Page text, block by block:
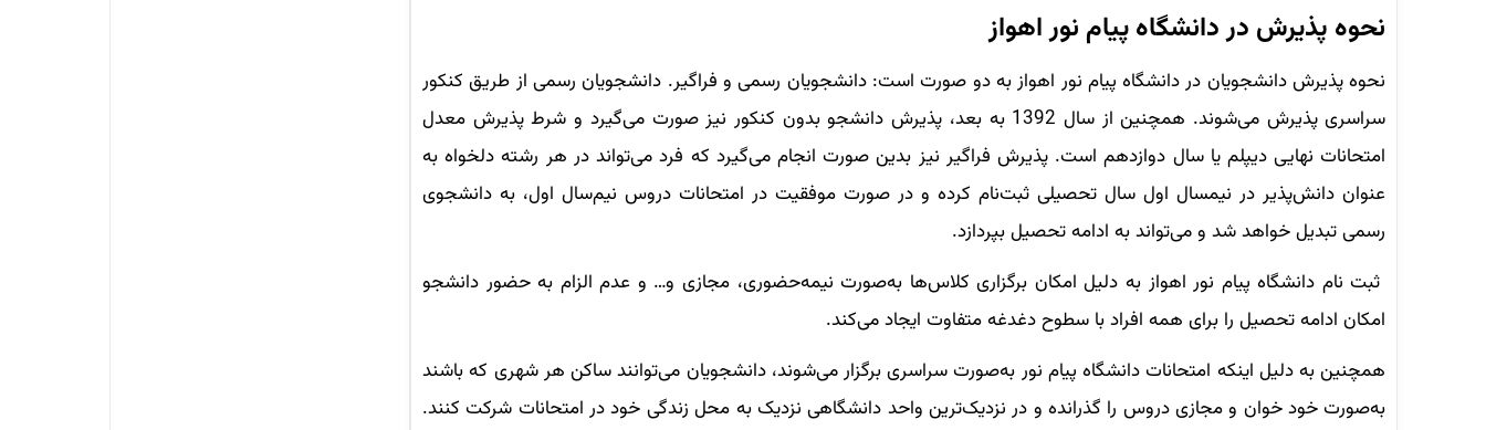
نحوه پذیرش در دانشگاه پیام نور اهواز
نحوه پذیرش دانشجویان در دانشگاه پیام نور اهواز به دو صورت است: دانشجویان رسمی و فراگیر. دانشجویان رسمی از طریق کنکور
سراسری پذیرش می‌شوند. همچنین از سال 1392 به بعد، پذیرش دانشجو بدون کنکور نیز صورت می‌گیرد و شرط پذیرش معدل
امتحانات نهایی دیپلم یا سال دوازدهم است. پذیرش فراگیر نیز بدین صورت انجام می‌گیرد که فرد می‌تواند در هر رشته دلخواه به
عنوان دانش‌پذیر در نیمسال اول سال تحصیلی ثبت‌نام کرده و در صورت موفقیت در امتحانات دروس نیم‌سال اول، به دانشجوی
رسمی تبدیل خواهد شد و می‌تواند به ادامه تحصیل بپردازد.
ثبت نام دانشگاه پیام نور اهواز به دلیل امکان برگزاری کلاس‌ها به‌صورت نیمه‌حضوری، مجازی و… و عدم الزام به حضور دانشجو
امکان ادامه تحصیل را برای همه افراد با سطوح دغدغه متفاوت ایجاد می‌کند.
همچنین به دلیل اینکه امتحانات دانشگاه پیام نور به‌صورت سراسری برگزار می‌شوند، دانشجویان می‌توانند ساکن هر شهری که باشند
به‌صورت خود خوان و مجازی دروس را گذرانده و در نزدیک‌ترین واحد دانشگاهی نزدیک به محل زندگی خود در امتحانات شرکت کنند.